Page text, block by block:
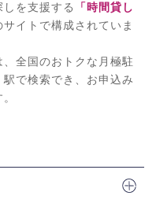
を支援する
「時間貸し
サイトで構成されていま
、全国のおトクな月極駐
で検索でき、お申込み